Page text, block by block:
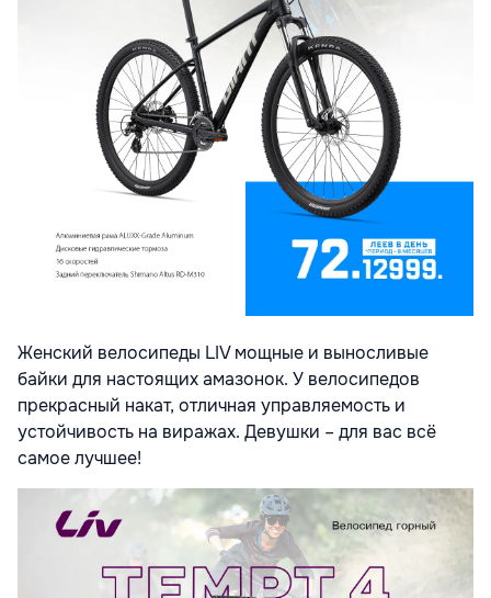
Женский велосипеды LIV мощные и выносливые
байки для настоящих амазонок. У велосипедов
прекрасный накат, отличная управляемость и
устойчивость на виражах. Девушки – для вас всё
самое лучшее!